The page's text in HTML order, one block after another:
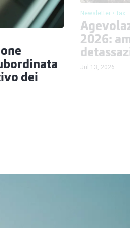
dei
Newsletter Tax
2026:
Jul 13, 2026